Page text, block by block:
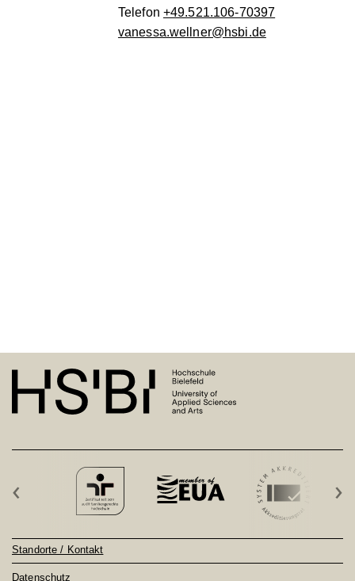
Telefon +49.521.106-70397
vanessa.wellner@hsbi.de
‹ ›
Standorte / Kontakt
Datenschutz